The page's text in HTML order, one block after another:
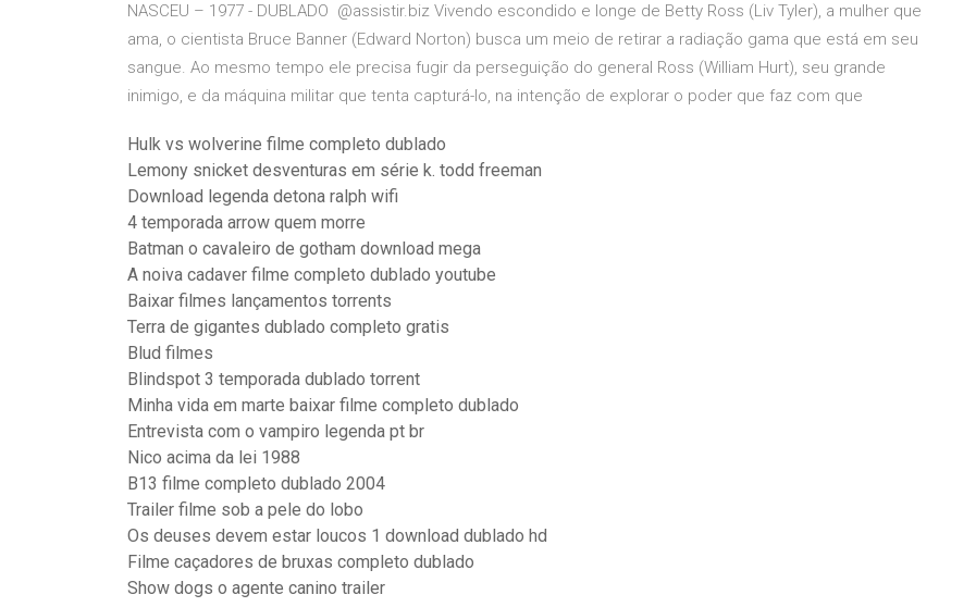
NASCEU – 1977 - DUBLADO @assistir.biz Vivendo escondido e longe de Betty Ross (Liv Tyler), a mulher que
ama, o cientista Bruce Banner (Edward Norton) busca um meio de retirar a radiação gama que está em seu
sangue. Ao mesmo tempo ele precisa fugir da perseguição do general Ross (William Hurt), seu grande
inimigo, e da máquina militar que tenta capturá-lo, na intenção de explorar o poder que faz com que
Hulk vs wolverine filme completo dublado
Lemony snicket desventuras em série k. todd freeman
Download legenda detona ralph wifi
4 temporada arrow quem morre
Batman o cavaleiro de gotham download mega
A noiva cadaver filme completo dublado youtube
Baixar filmes lançamentos torrents
Terra de gigantes dublado completo gratis
Blud filmes
Blindspot 3 temporada dublado torrent
Minha vida em marte baixar filme completo dublado
Entrevista com o vampiro legenda pt br
Nico acima da lei 1988
B13 filme completo dublado 2004
Trailer filme sob a pele do lobo
Os deuses devem estar loucos 1 download dublado hd
Filme caçadores de bruxas completo dublado
Show dogs o agente canino trailer